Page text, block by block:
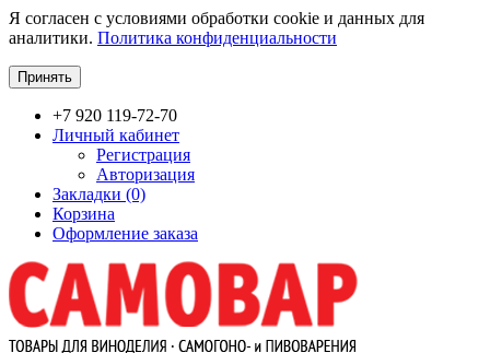
Я согласен с условиями обработки cookie и данных для
аналитики. Политика конфиденциальности
Принять
+7 920 119-72-70
Личный кабинет
Регистрация
Авторизация
Закладки (0)
Корзина
Оформление заказа